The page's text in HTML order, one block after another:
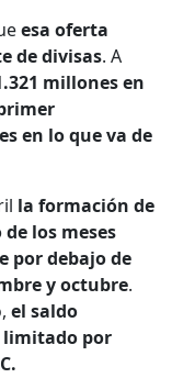
esa oferta
de divisas. A
millones en
en lo que va de
la formación de
los meses
por debajo de
y octubre.
el saldo
limitado por